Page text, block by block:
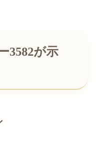
3582が示